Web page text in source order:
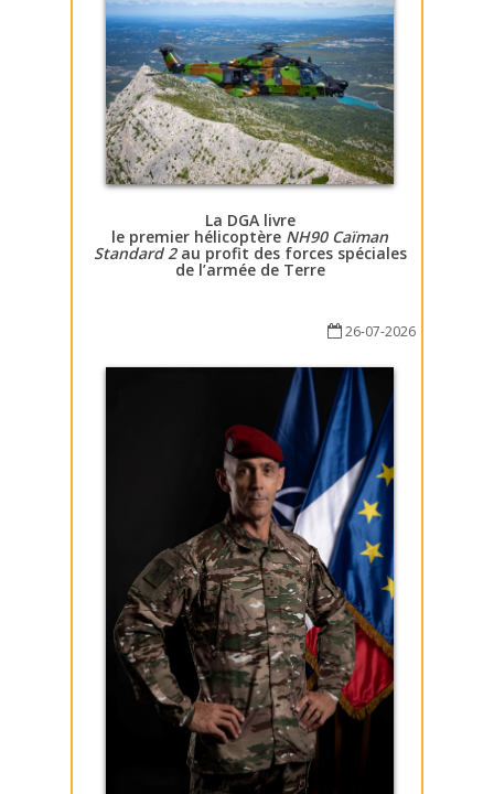
La DGA livre
le premier hélicoptère NH90 Caïman
Standard 2au profit des forces spéciales
de l’armée de Terre
26-07-2026